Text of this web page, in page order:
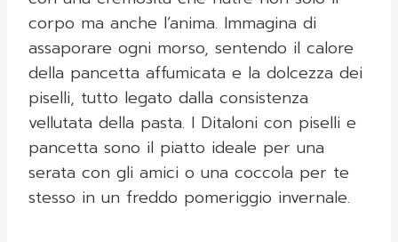
corpo ma anche l’anima. Immagina di
assaporare ogni morso, sentendo il calore
della pancetta affumicata e la dolcezza dei
piselli, tutto legato dalla consistenza
vellutata della pasta. I Ditaloni con piselli e
pancetta sono il piatto ideale per una
serata con gli amici o una coccola per te
stesso in un freddo pomeriggio invernale.